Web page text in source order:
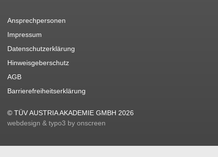
Ansprechpersonen
Impressum
Datenschutzerklärung
Hinweisgeberschutz
AGB
Barrierefreiheitserklärung
© TÜV AUSTRIA AKADEMIE GMBH 2026
webdesign & typo3 by onscreen